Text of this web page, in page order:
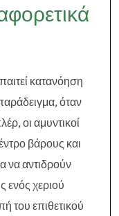
κατανόηση
όταν
οι αμυντικοί
βάρους και
να αντιδρούν
χεριού
του επιθετικού